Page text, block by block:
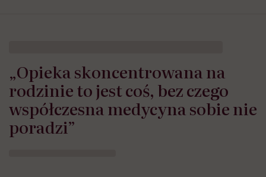
„Opieka skoncentrowana na
rodzinie to jest coś, bez czego
współczesna medycyna sobie nie
poradzi”